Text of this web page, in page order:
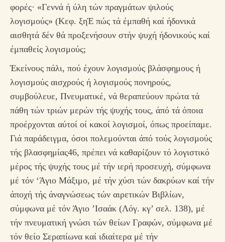
φορές· «Γεννά ή ύλη τών πραγμάτων ψιλούς
λογισμούς» (Κεφ. ξηΈ πώς τά έμπαθή καί ήδονικά
αισθητά δέν θά προξενήσουν στήν ψυχή ήδονικούς καί
έμπαθείς λογισμούς;
Έκείνους πάλι, πού έχουν λογισμούς βλάσφημους ή
λογισμούς αισχρούς ή λογισμούς πονηρούς,
συμβούλευε, Πνευματικέ, νά θεραπεύουν πρώτα τά
πάθη τών τριών μερών τής ψυχής τους, άπό τά όποια
προέρχονται αύτοί οί κακοί λογισμοί, όπως προείπαμε.
Γιά παράδειγμα, όσοι πολεμούνται άπό τούς λογισμούς
τής βλασφημίας46, πρέπει νά καθαρίζουν τό λογιστικό
μέρος τής ψυχής τους μέ τήν ιερή προσευχή, σύμφωνα
μέ τόν ‘Άγιο Μάξιμο, μέ τήν χύσι τών δακρύων καί τήν
άποχή τής άναγνώσεως τών αιρετικών Βιβλίων,
σύμφωνα μέ τόν Άγιο ’Ισαάκ (Λόγ. κγ’ σελ. 138), μέ
τήν πνευματική γνώσι τών θείων Γραφών, σύμφωνα μέ
τόν θείο Σεραπίωνα καί ιδιαίτερα μέ τήν